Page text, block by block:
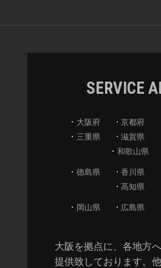
SERVICE
大阪府 京都府
三重県
滋賀県
和歌山県
徳島県 香川県
高知県
岡山県 広島県
大阪を拠点に、各地方
提供致しております。